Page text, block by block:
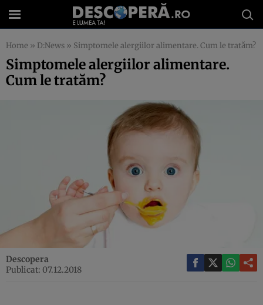
Home » D:News » Simptomele alergiilor alimentare. Cum le tratăm?
Simptomele alergiilor alimentare.
Cum le tratăm?
Descopera
Publicat: 07.12.2018